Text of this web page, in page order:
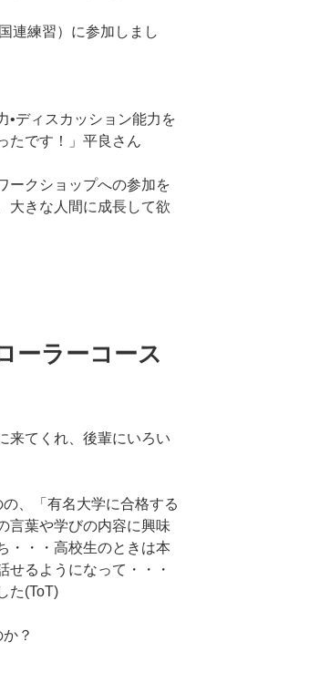
連練習）に参加しまし
•ディスカッション能力を
たです！」平良さん
ークショップへの参加を
大きな人間に成長して欲
ーラーコース
来てくれ、後輩にいろい
、「有名大学に合格する
言葉や学びの内容に興味
・・・高校生のときは本
せるようになって・・・
た(ToT)
？